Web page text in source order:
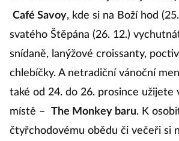
Café Savoy, kde si na Boží hod
svatého Štěpána (26. 12.)
snídaně, lanýžové croissanty,
chlebíčky. A netradiční vánoční
také od 24. do 26. prosince užijete
místě –⁠
The Monkey baru. K
čtyřchodovému obědu či večeři si